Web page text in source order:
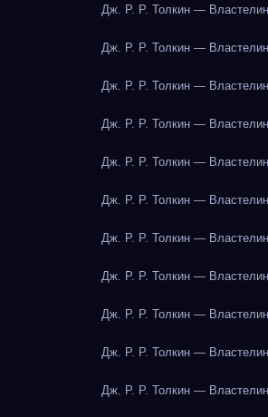
Дж. Р. Р. Толкин —
Дж. Р. Р. Толкин —
Дж. Р. Р. Толкин —
Дж. Р. Р. Толкин —
Дж. Р. Р. Толкин —
Дж. Р. Р. Толкин —
Дж. Р. Р. Толкин —
Дж. Р. Р. Толкин —
Дж. Р. Р. Толкин —
Дж. Р. Р. Толкин —
Дж. Р. Р. Толкин —